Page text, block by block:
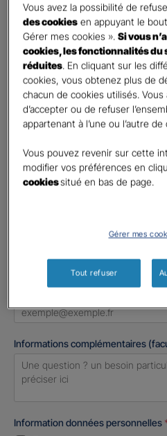
Vos informations :
Etes-vous déjà client Gan
Oui
Non
*
Monsieur
Contact*
United
*
Informations complémentaires
Information données personnelles
Vous avez la possibilité de
des cookies en appuyant le
Gérer mes cookies ».Si vous
cookies, les fonctionnalités du
réduites . En cliquant sur les
cookies, vous obtenez plus de
chacun de cookies utilisés. Vous
d’accepter ou de refuser
appartenant à l’une ou l’autre
Vous pouvez revenir sur cette
modifier vos préférences en
cookiessitué en bas de page.
Gérer mes
Tout refuser